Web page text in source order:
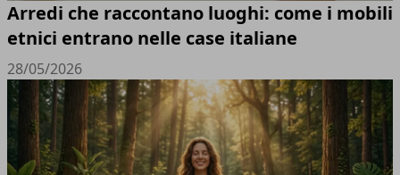
Arredi che raccontano luoghi: come i mobili
etnici entrano nelle case italiane
28/05/2026